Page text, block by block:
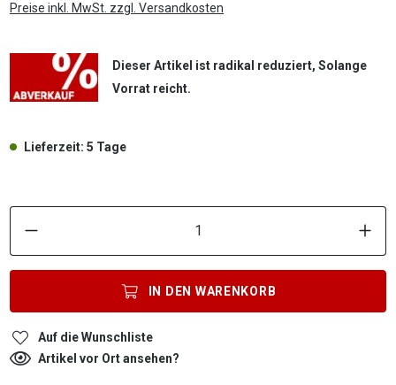
Preise inkl. MwSt. zzgl. Versandkosten
Dieser Artikel ist radikal reduziert, Solange
Vorrat reicht.
Lieferzeit: 5 Tage
IN DEN WARENKORB
Auf die Wunschliste
Artikel vor Ort ansehen?